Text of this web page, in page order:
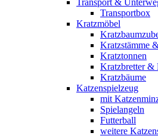
Transport &
Transportbox
Kratzmöbel
Kratzstämme
Kratztonnen
Kratzbretter &
Kratzbäume
Katzenspielzeug
mit
Spielangeln
Futterball
weitere